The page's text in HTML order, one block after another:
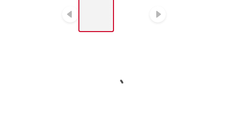
Diapositive